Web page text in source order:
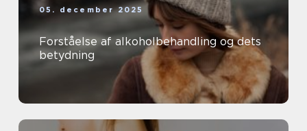
05. december 2025
Forståelse af alkoholbehandling og dets
betydning